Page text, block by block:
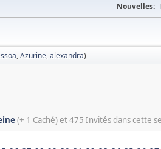
Nouvelles:
,Azurine,alexandra)
(+ 1 Caché) et 475 Invités dans cette